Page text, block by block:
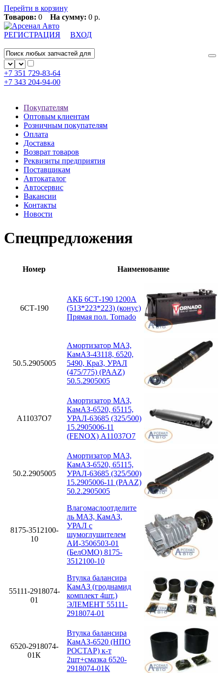
Перейти в корзину
Товаров: 0 На сумму: 0 р.
РЕГИСТРАЦИЯ ВХОД
+7 351 729-83-64
+7 343 204-94-00
Покупателям
Оптовым клиентам
Розничным покупателям
Оплата
Доставка
Возврат товаров
Реквизиты предприятия
Поставщикам
Автокаталог
Автосервис
Вакансии
Контакты
Новости
Спецпредложения
Номер Наименование
6СТ-190
АКБ 6СТ-190 1200А
(513*223*223) (конус)
Прямая пол. Tornado
50.5.2905005
Амортизатор МАЗ,
КамАЗ-43118, 6520,
5490, КраЗ, УРАЛ
(475/775) (PAAZ)
50.5.2905005
A11037O7
Амортизатор МАЗ,
КамАЗ-6520, 65115,
УРАЛ-63685 (325/500)
15.2905006-11
(FENOX) A11037O7
50.2.2905005
Амортизатор МАЗ,
КамАЗ-6520, 65115,
УРАЛ-63685 (325/500)
15.2905006-11 (PAAZ)
50.2.2905005
8175-3512100-
10
Влагомаслоотделите
ль МАЗ, КамАЗ,
УРАЛ с
шумоглушителем
АИ-3506503-01
(БелОМО) 8175-
3512100-10
55111-2918074-
01
Втулка балансира
КамАЗ (гроднамид
комплект 4шт.)
ЭЛЕМЕНТ 55111-
2918074-01
6520-2918074-
01К
Втулка балансира
КамАЗ-6520 (НПО
РОСТАР) к-т
2шт+смазка 6520-
2918074-01К